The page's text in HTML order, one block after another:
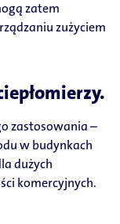
zatem
zużyciem
zastosowania –
w budynkach
dużych
komercyjnych.